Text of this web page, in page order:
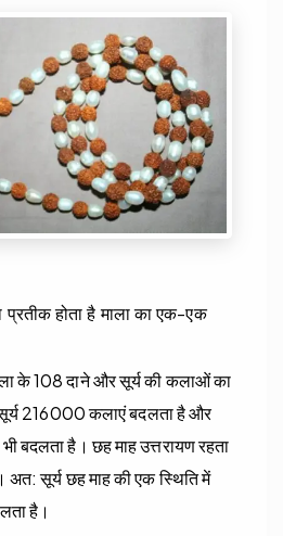
होता है माला का एक-एक
के 108 दाने और सूर्य की कलाओं का
216000 कलाएं बदलता है और
भी बदलता है। छह माह उत्तरायण रहता
अत: सूर्य छह माह की एक स्थिति में
है।